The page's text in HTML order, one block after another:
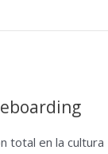
total en la cultura